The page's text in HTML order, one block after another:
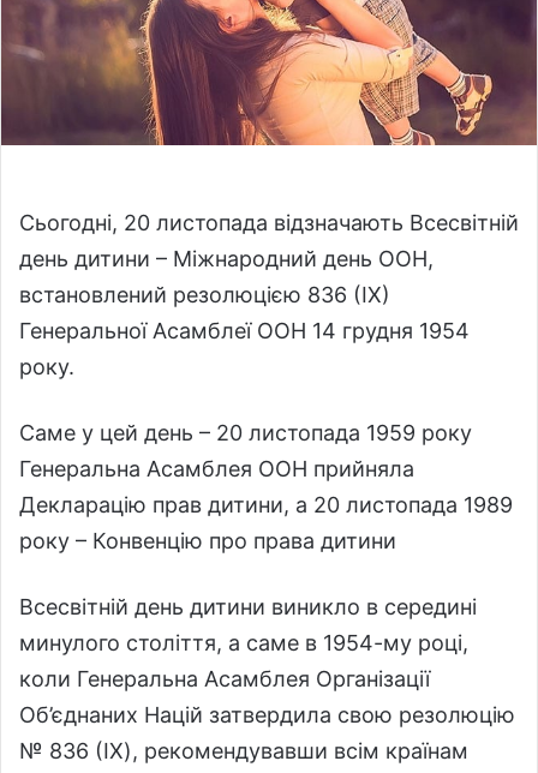
l
Сьогодні, 20 листопада відзначають Всесвітній
день дитини – Міжнародний день ООН,
встановлений резолюцією 836 (IX)
Генеральної Асамблеї ООН 14 грудня 1954
року.
Саме у цей день – 20 листопада 1959 року
Генеральна Асамблея ООН прийняла
Декларацію прав дитини, а 20 листопада 1989
року – Конвенцію про права дитини
Всесвітній день дитини виникло в середині
минулого століття, а саме в 1954-му році,
коли Генеральна Асамблея Організації
Об’єднаних Націй затвердила свою резолюцію
№ 836 (IX), рекомендувавши всім країнам